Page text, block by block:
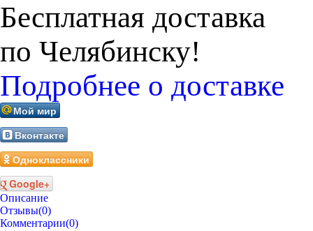
Бесплатная доставка
по Челябинску!
Подробнее о доставке
Мой мир
Вконтакте
Одноклассники
Google+
Описание
Отзывы(0)
Комментарии(0)